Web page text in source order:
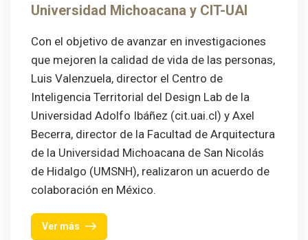
Universidad Michoacana y CIT-UAI
Con el objetivo de avanzar en investigaciones
que mejoren la calidad de vida de las personas,
Luis Valenzuela, director el Centro de
Inteligencia Territorial del Design Lab de la
Universidad Adolfo Ibáñez (cit.uai.cl) y Axel
Becerra, director de la Facultad de Arquitectura
de la Universidad Michoacana de San Nicolás
de Hidalgo (UMSNH), realizaron un acuerdo de
colaboración en México.
Ver más